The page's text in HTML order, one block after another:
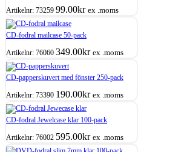
Artikelnr: 73259 99.00kr ex .moms
CD-fodral mailcase 50-pack
Artikelnr: 76060 349.00kr ex .moms
CD-papperskuvert med fönster 250-pack
Artikelnr: 73390 190.00kr ex .moms
CD-fodral Jewelcase klar 100-pack
Artikelnr: 76002 595.00kr ex .moms